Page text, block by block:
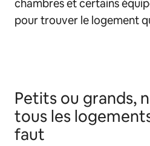
chambres et certains
pour trouver le logement
Petits ou grands,
tous les
faut